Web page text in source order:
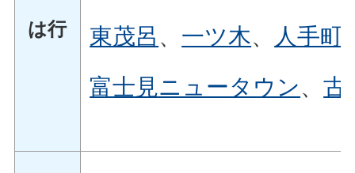
は行
東茂呂 、 一ツ木、 人手町
富士見ニュータウン、古